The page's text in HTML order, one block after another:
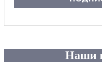
Наши